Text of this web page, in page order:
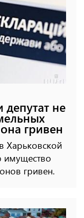
депутат не
гривен
Харьковской
имущество
гривен.